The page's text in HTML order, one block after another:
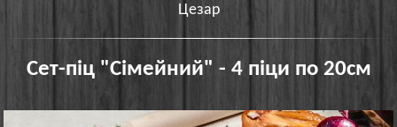
Цезар
Сет-піц "Сімейний" - 4 піци по 20см